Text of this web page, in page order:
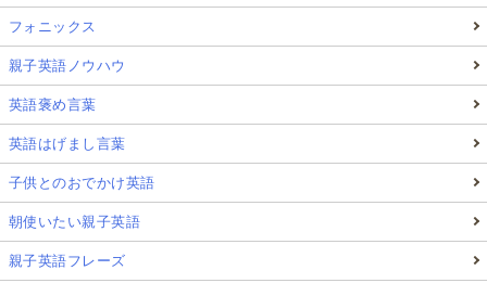
フォニックス
親子英語ノウハウ
英語褒め言葉
英語はげまし言葉
子供とのおでかけ英語
朝使いたい親子英語
親子英語フレーズ